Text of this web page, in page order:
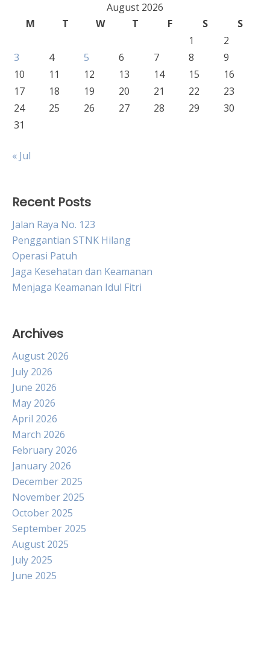
August 2026
M
T W T F S
S
1
2
3
4 5 6 7 8
9
10
11 12 13 14 15
16
17
18 19 20 21 22
23
24
25 26 27 28 29
30
31
« Jul
Recent Posts
Jalan Raya No. 123
Penggantian STNK Hilang
Operasi Patuh
Jaga Kesehatan dan Keamanan
Menjaga Keamanan Idul Fitri
Archives
August 2026
July 2026
June 2026
May 2026
April 2026
March 2026
February 2026
January 2026
December 2025
November 2025
October 2025
September 2025
August 2025
July 2025
June 2025